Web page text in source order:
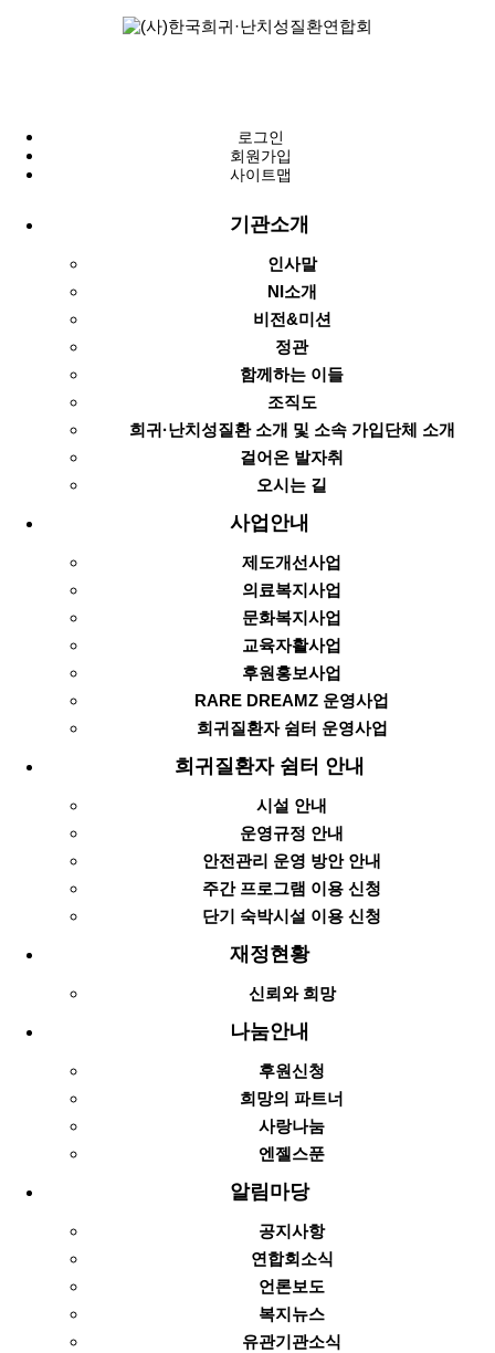
로그인
회원가입
사이트맵
기관소개
인사말
NI소개
비전&미션
정관
함께하는 이들
조직도
희귀·난치성질환 소개 및 소속 가입단체 소개
걸어온 발자취
오시는 길
사업안내
제도개선사업
의료복지사업
문화복지사업
교육자활사업
후원홍보사업
RARE DREAMZ 운영사업
희귀질환자 쉼터 운영사업
희귀질환자 쉼터 안내
시설 안내
운영규정 안내
안전관리 운영 방안 안내
주간 프로그램 이용 신청
단기 숙박시설 이용 신청
재정현황
신뢰와 희망
나눔안내
후원신청
희망의 파트너
사랑나눔
엔젤스푼
알림마당
공지사항
연합회소식
언론보도
복지뉴스
유관기관소식